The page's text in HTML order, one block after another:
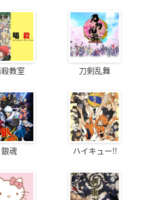
教室 刀剣乱舞
銀魂 ハイキュー!!